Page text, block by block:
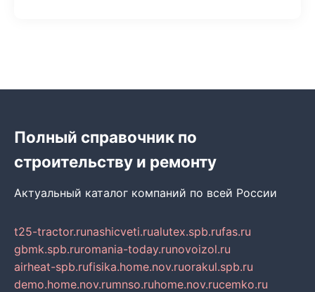
Полный справочник по
строительству и ремонту
Актуальный каталог компаний по всей России
t25-tractor.runashicveti.rualutex.spb.rufas.ru
gbmk.spb.ruromania-today.runovoizol.ru
airheat-spb.rufisika.home.nov.ruorakul.spb.ru
demo.home.nov.rumnso.ruhome.nov.rucemko.ru